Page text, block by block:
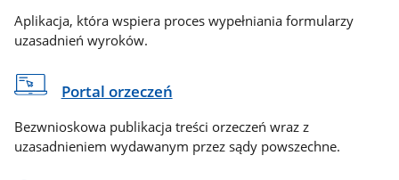
Aplikacja, która wspiera proces wypełniania formularzy
uzasadnień wyroków.
Portal orzeczeń
Bezwnioskowa publikacja treści orzeczeń wraz z
uzasadnieniem wydawanym przez sądy powszechne.